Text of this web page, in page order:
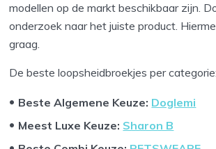
modellen op de markt beschikbaar zijn.
onderzoek naar het juiste product.
graag.
De beste loopsheidbroekjes per categorie:
Beste Algemene Keuze: Doglemi
Meest Luxe Keuze: Sharon B